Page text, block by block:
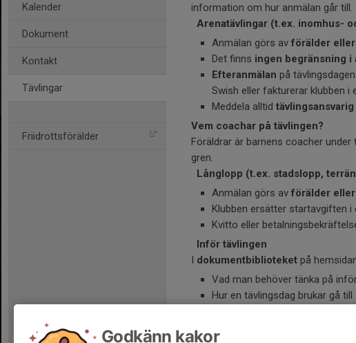
Kalender
Dokument
Kontakt
Tävlingar
Friidrottsförälder
information om hur anmälan går till.
Arenatävlingar (t.ex. inomhus-
Anmälan görs av förälder
Det finns ingen begränsning i
Efteranmälan på
Swish eller fakturerar klubben i
Meddela alltid
Vem coachar på tävlingen?
Föräldrar är barnens coacher
gren.
Långlopp (t.ex. stadslopp,
Anmälan görs av förälder
Klubben ersätter startavgiften i
Kvitto eller
Inför tävlingen
I dokumentbiblioteket på
Vad man behöver tänka på
Hur en tävlingsdag brukar gå till
Godkänn kakor